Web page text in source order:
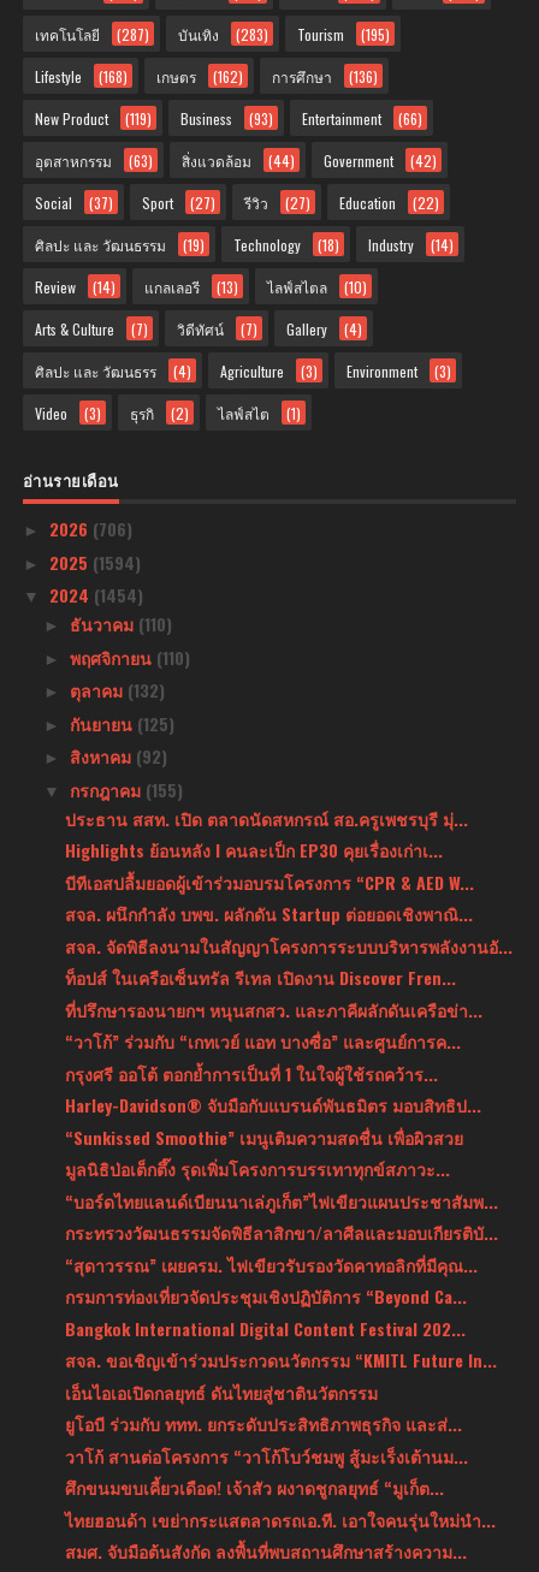
เทคโนโลยี (287) บันเทิง (283) Tourism (195)
Lifestyle (168) เกษตร (162) การศึกษา (136)
New Product (119) Business (93) Entertainment (66)
อุตสาหกรรม (63) สิ่งแวดล้อม (44) Government (42)
Social (37) Sport (27) รีวิว (27) Education (22)
ศิลปะ และ วัฒนธรรม (19) Technology (18) Industry (14)
Review (14) แกลเลอรี (13) ไลฟ์สไตล (10)
Arts & Culture (7) วิดีทัศน์ (7) Gallery (4)
ศิลปะ และ วัฒนธรร (4) Agriculture (3) Environment (3)
Video (3) ธุรกิ (2) ไลฟ์สไต (1)
อ่านรายเดือน
► 2026 (706)
► 2025 (1594)
▼ 2024 (1454)
► ธันวาคม (110)
► พฤศจิกายน (110)
► ตุลาคม (132)
► กันยายน (125)
► สิงหาคม (92)
▼ กรกฎาคม (155)
ประธาน สสท. เปิด ตลาดนัดสหกรณ์ สอ.ครูเพชรบุรี มุ่...
Highlights ย้อนหลัง l คนละเป็ก EP30 คุยเรื่องเก่าเ...
บีทีเอสปลื้มยอดผู้เข้าร่วมอบรมโครงการ “CPR & AED W...
สจล. ผนึกกำลัง บพข. ผลักดัน Startup ต่อยอดเชิงพาณิ...
สจล. จัดพิธีลงนามในสัญญาโครงการระบบบริหารพลังงานอั...
ท็อปส์ ในเครือเซ็นทรัล รีเทล เปิดงาน Discover Fren...
ที่ปรึกษารองนายกฯ หนุนสกสว. และภาคีผลักดันเครือข่า...
“วาโก้” ร่วมกับ “เกทเวย์ แอท บางซื่อ” และศูนย์การค...
กรุงศรี ออโต้ ตอกย้ำการเป็นที่ 1 ในใจผู้ใช้รถคว้าร...
Harley-Davidson® จับมือกับแบรนด์พันธมิตร มอบสิทธิป...
“Sunkissed Smoothie” เมนูเติมความสดชื่น เพื่อผิวสวย
มูลนิธิป่อเต็กตึ๊ง รุดเพิ่มโครงการบรรเทาทุกข์สภาวะ...
“บอร์ดไทยแลนด์เบียนนาเล่ภูเก็ต”ไฟเขียวแผนประชาสัมพ...
กระทรวงวัฒนธรรมจัดพิธีลาสิกขา/ลาศีลและมอบเกียรติบั...
“สุดาวรรณ” เผยครม. ไฟเขียวรับรองวัดคาทอลิกที่มีคุณ...
กรมการท่องเที่ยวจัดประชุมเชิงปฏิบัติการ “Beyond Ca...
Bangkok International Digital Content Festival 202...
สจล. ขอเชิญเข้าร่วมประกวดนวัตกรรม “KMITL Future In...
เอ็นไอเอเปิดกลยุทธ์ ดันไทยสู่ชาตินวัตกรรม
ยูโอบี ร่วมกับ ททท. ยกระดับประสิทธิภาพธุรกิจ และส่...
วาโก้ สานต่อโครงการ “วาโก้โบว์ชมพู สู้มะเร็งเต้านม...
ศึกขนมขบเคี้ยวเดือด! เจ้าสัว ผงาดชูกลยุทธ์ “มูเก็ต...
ไทยฮอนด้า เขย่ากระแสตลาดรถเอ.ที. เอาใจคนรุ่นใหม่นำ...
สมศ. จับมือต้นสังกัด ลงพื้นที่พบสถานศึกษาสร้างความ...